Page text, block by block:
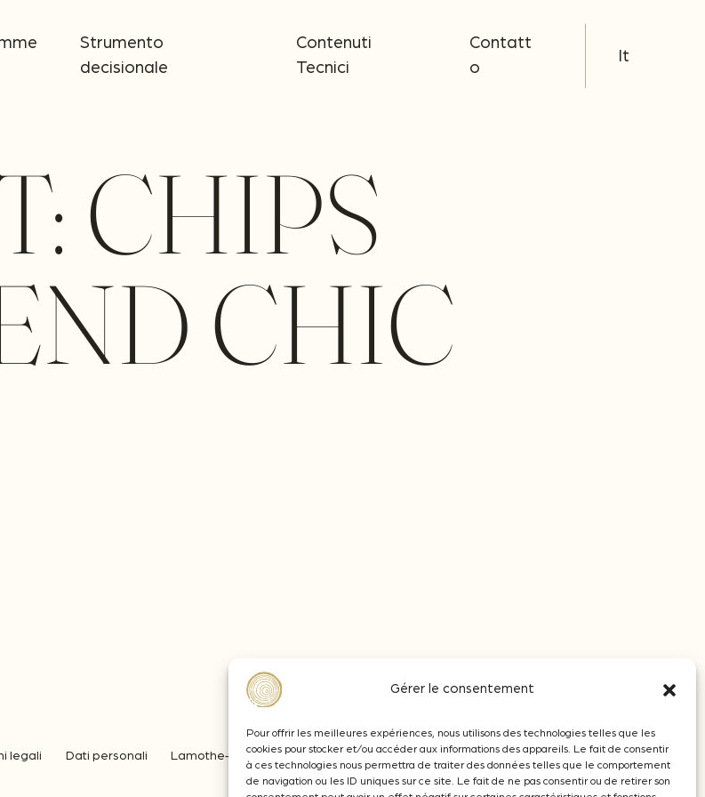
Gérer le consentement
Pour offrir les meilleures expériences, nous utilisons des technologies telles que les
cookies pour stocker et/ou accéder aux informations des appareils. Le fait de consentir
à ces technologies nous permettra de traiter des données telles que le comportement
de navigation ou les ID uniques sur ce site. Le fait de ne pas consentir ou de retirer son
Strumento
decisionale
Contenuti
Tecnici
Contatt
o
It
CHIPS
CHIC
legali Dati personali Lamothe-Abiet © 2026 - Oenobois Création Brand to Design